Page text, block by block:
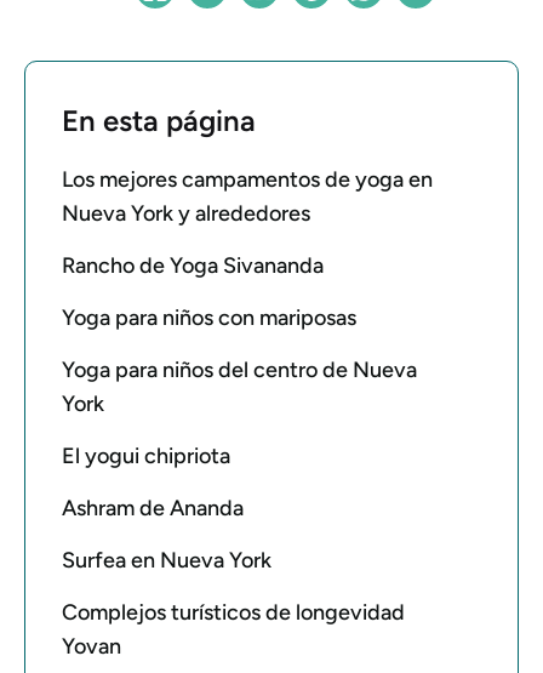
En esta página
Los mejores campamentos de yoga en
Nueva York y alrededores
Rancho de Yoga Sivananda
Yoga para niños con mariposas
Yoga para niños del centro de Nueva
York
El yogui chipriota
Ashram de Ananda
Surfea en Nueva York
Complejos turísticos de longevidad
Yovan